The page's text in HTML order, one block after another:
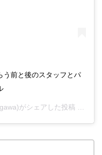
う前と後のスタッフとパ
がシェアした投稿 –